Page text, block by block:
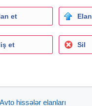
et
et Sil
hissələr elanları